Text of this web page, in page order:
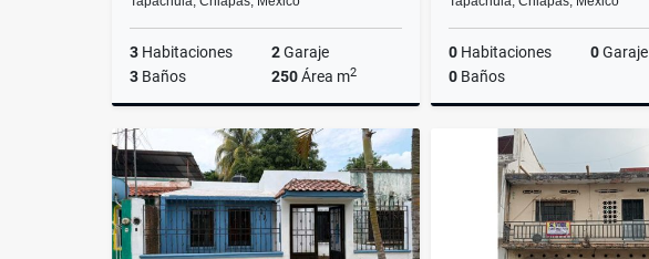
3 Habitaciones 2Garaje
3 Baños 250Área m2
Renta
$20,000
0 Habitaciones 0Garaje
0 Baños